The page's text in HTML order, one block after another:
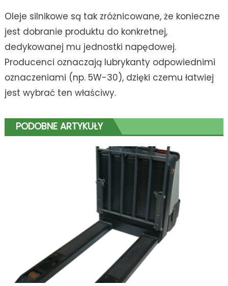
Oleje silnikowe są tak zróżnicowane, że konieczne
jest dobranie produktu do konkretnej,
dedykowanej mu jednostki napędowej.
Producenci oznaczają lubrykanty odpowiednimi
oznaczeniami (np. 5W-30), dzięki czemu łatwiej
jest wybrać ten właściwy.
PODOBNE ARTYKUŁY